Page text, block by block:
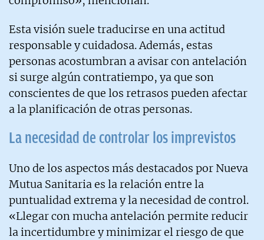
Esta visión suele traducirse en una actitud
responsable y cuidadosa. Además, estas
personas acostumbran a avisar con antelación
si surge algún contratiempo, ya que son
conscientes de que los retrasos pueden afectar
a la planificación de otras personas.
La necesidad de controlar los imprevistos
Uno de los aspectos más destacados por Nueva
Mutua Sanitaria es la relación entre la
puntualidad extrema y la necesidad de control.
«Llegar con mucha antelación permite reducir
la incertidumbre y minimizar el riesgo de que